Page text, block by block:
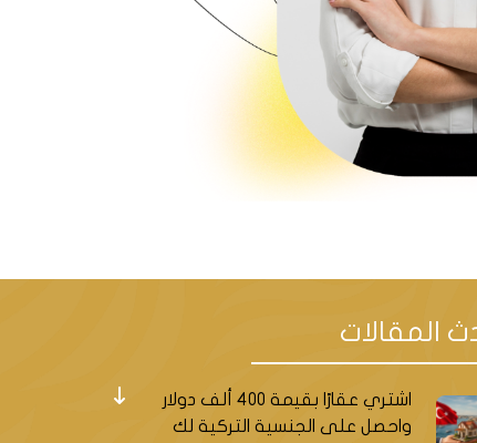
المقالات
اشتري عقارًا بقيمة 400 ألف دولار
واحصل على الجنسية التركية لك